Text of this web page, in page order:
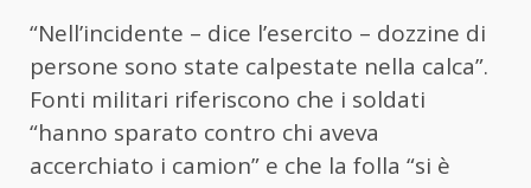
“Nell’incidente – dice l’esercito – dozzine di
persone sono state calpestate nella calca”.
Fonti militari riferiscono che i soldati
“hanno sparato contro chi aveva
accerchiato i camion” e che la folla “si è